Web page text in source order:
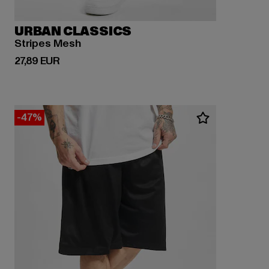
URBAN CLASSICS
Stripes Mesh
27,89 EUR
Derzeitiger Preis: 27,89 EUR
-47%